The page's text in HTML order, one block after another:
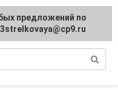
предложений по